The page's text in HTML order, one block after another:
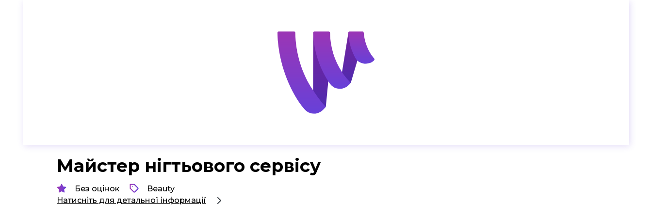
Майстер нігтьового сервісу
Без оцінок
Beauty
Натисніть для детальної інформації